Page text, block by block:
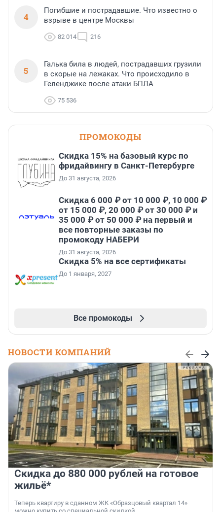
4
Погибшие и пострадавшие. Что известно о
взрыве в центре Москвы
82 014 216
5
Галька била в людей, пострадавших грузили
в скорые на лежаках. Что происходило в
Геленджике после атаки БПЛА
75 536
ПРОМОКОДЫ
Скидка 15% на базовый курс по
фридайвингу в Санкт-Петербурге
До 31 августа, 2026
Скидка 6 000 ₽ от 10 000 ₽, 10 000 ₽
от 15 000 ₽, 20 000 ₽ от 30 000 ₽ и
35 000 ₽ от 50 000 ₽ на первый и
все повторные заказы по
промокоду НАБЕРИ
До 31 августа, 2026
Скидка 5% на все сертификаты
До 1 января, 2027
Все промокоды
НОВОСТИ КОМПАНИЙ
Скидка до 880 000 рублей на готовое
жильё*
Теперь квартиру в сданном ЖК «Образцовый квартал 14»